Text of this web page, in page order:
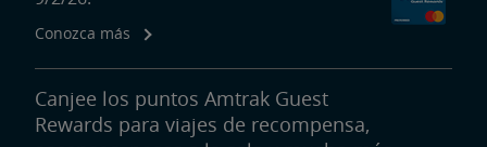
Conozca más
Canjee los puntos Amtrak Guest
Rewards para viajes de recompensa,